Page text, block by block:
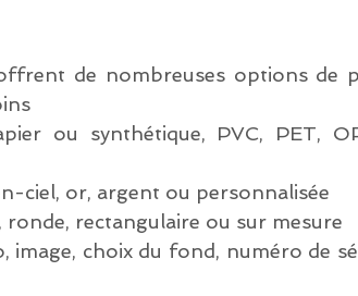
de nombreuses options de
ou synthétique, PVC, PET,
ciel, or, argent ou personnalisée
ronde, rectangulaire ou sur mesure
image, choix du fond, numéro de